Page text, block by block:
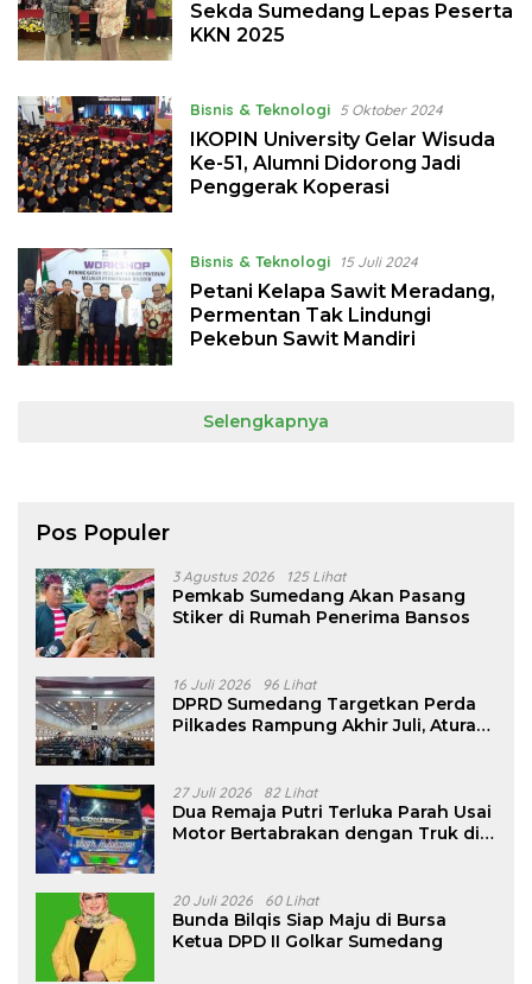
Sekda Sumedang Lepas Peserta
KKN 2025
Bisnis & Teknologi 5 Oktober 2024
IKOPIN University Gelar Wisuda
Ke-51, Alumni Didorong Jadi
Penggerak Koperasi
Bisnis & Teknologi 15 Juli 2024
Petani Kelapa Sawit Meradang,
Permentan Tak Lindungi
Pekebun Sawit Mandiri
Selengkapnya
Pos Populer
3 Agustus 2026 125 Lihat
Pemkab Sumedang Akan Pasang
Stiker di Rumah Penerima Bansos
16 Juli 2026 96 Lihat
DPRD Sumedang Targetkan Perda
Pilkades Rampung Akhir Juli, Aturan
27 Juli 2026 82 Lihat
Dua Remaja Putri Terluka Parah Usai
Motor Bertabrakan dengan Truk di
20 Juli 2026 60 Lihat
Bunda Bilqis Siap Maju di Bursa
Ketua DPD II Golkar Sumedang